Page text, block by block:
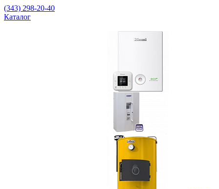
(343) 298-20-40
Каталог